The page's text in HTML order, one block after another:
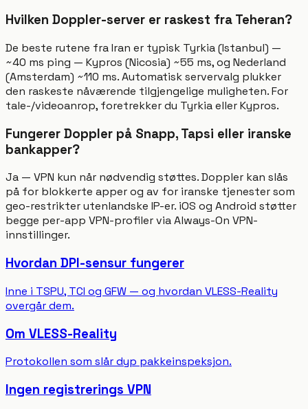
Hvilken Doppler-server er raskest fra Teheran?
De beste rutene fra Iran er typisk Tyrkia (Istanbul) —
~40 ms ping — Kypros (Nicosia) ~55 ms, og Nederland
(Amsterdam) ~110 ms. Automatisk servervalg plukker
den raskeste nåværende tilgjengelige muligheten. For
tale-/videoanrop, foretrekker du Tyrkia eller Kypros.
Fungerer Doppler på Snapp, Tapsi eller iranske
bankapper?
Ja — VPN kun når nødvendig støttes. Doppler kan slås
på for blokkerte apper og av for iranske tjenester som
geo-restrikter utenlandske IP-er. iOS og Android støtter
begge per-app VPN-profiler via Always-On VPN-
innstillinger.
Hvordan DPI-sensur fungerer
Inne i TSPU, TCI og GFW — og hvordan VLESS-Reality
overgår dem.
Om VLESS-Reality
Protokollen som slår dyp pakkeinspeksjon.
Ingen registrerings VPN